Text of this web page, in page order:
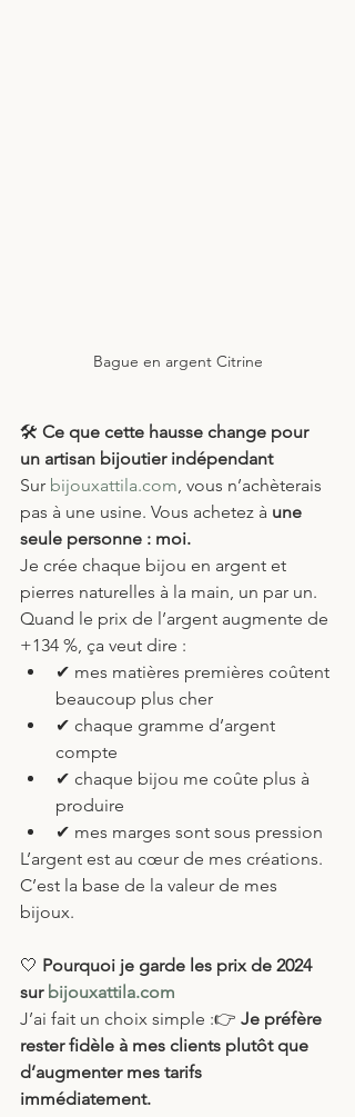
Bague en argent Citrine
🛠 Ce que cette hausse change pour
un artisan bijoutier indépendant
Sur bijouxattila.com, vous n’achèterais
pas à une usine. Vous achetez à une
seule personne : moi.
Je crée chaque bijou en argent et
pierres naturelles à la main, un par un.
Quand le prix de l’argent augmente de
+134 %, ça veut dire :
✔ mes matières premières coûtent
beaucoup plus cher
✔ chaque gramme d’argent
compte
✔ chaque bijou me coûte plus à
produire
✔ mes marges sont sous pression
L’argent est au cœur de mes créations.
C’est la base de la valeur de mes
bijoux.
🤍 Pourquoi je garde les prix de 2024
sur bijouxattila.com
J’ai fait un choix simple :👉 Je préfère
rester fidèle à mes clients plutôt que
d’augmenter mes tarifs
immédiatement.